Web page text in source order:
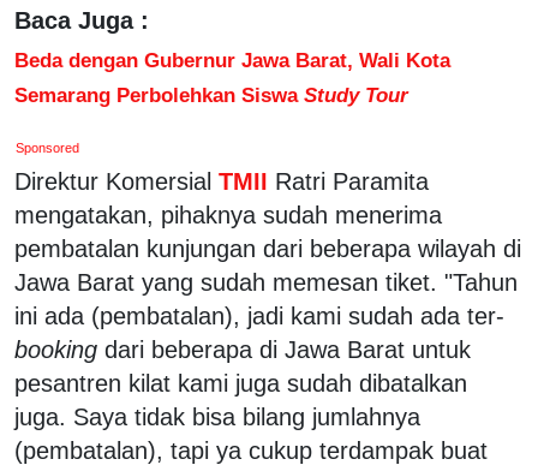
Baca Juga :
Beda dengan Gubernur Jawa Barat, Wali Kota
Semarang Perbolehkan Siswa Study Tour
Sponsored
Direktur Komersial TMII Ratri Paramita
mengatakan, pihaknya sudah menerima
pembatalan kunjungan dari beberapa wilayah di
Jawa Barat yang sudah memesan tiket. "Tahun
ini ada (pembatalan), jadi kami sudah ada ter-
booking dari beberapa di Jawa Barat untuk
pesantren kilat kami juga sudah dibatalkan
juga. Saya tidak bisa bilang jumlahnya
(pembatalan), tapi ya cukup terdampak buat